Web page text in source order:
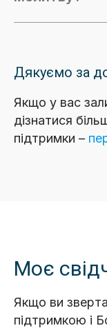
Дякуємо за
Якщо у вас
дізнатися
підтримки –
Моє
Якщо ви
підтримкою і